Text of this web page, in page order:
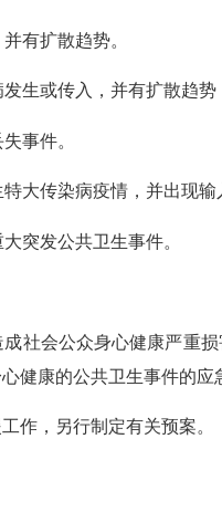
有扩散趋势。
或传入，并有扩散趋势
事件。
传染病疫情，并出现输
突发公共卫生事件。
会公众身心健康严重损
健康的公共卫生事件的应
，另行制定有关预案。